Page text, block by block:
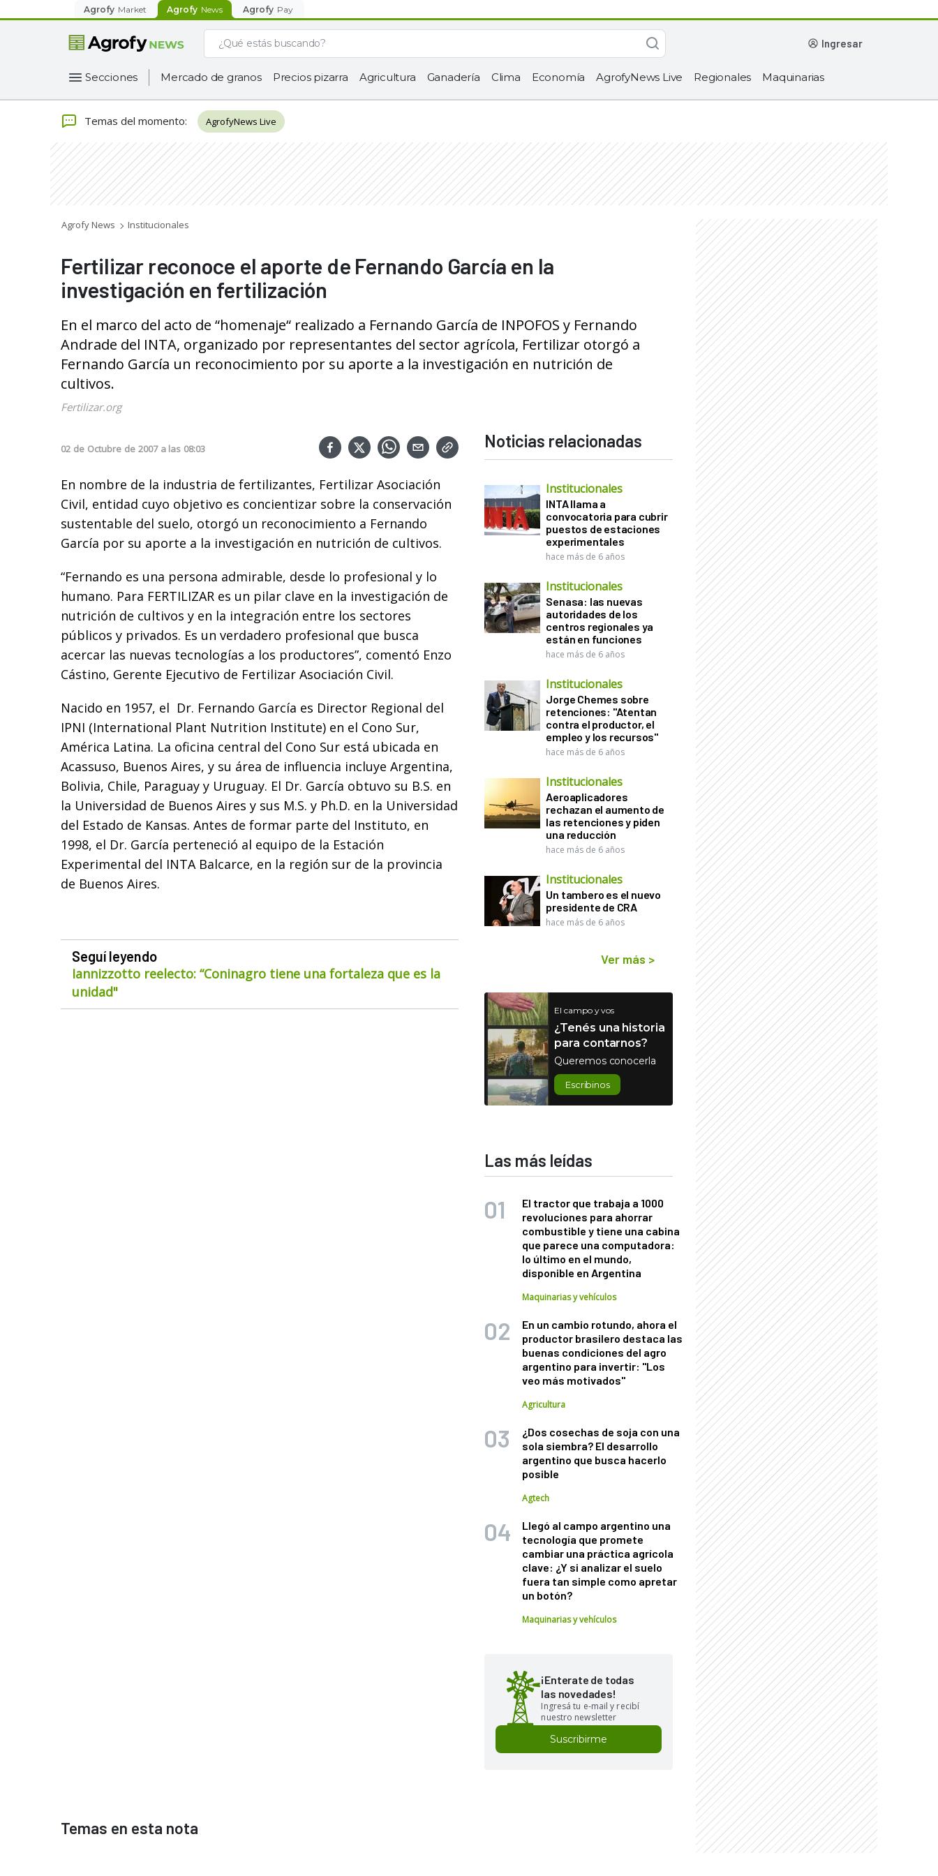
Agrofy Market Agrofy News Agrofy Pay
ingresar
Secciones Mercado de granos Precios pizarra Agricultura Ganadería Clima Economía AgrofyNews Live Regionales Maquinarias
Temas del momento: AgrofyNews Live
Agrofy News Institucionales
Fertilizar reconoce el aporte de Fernando García en la
investigación en fertilización
En el marco del acto de “homenaje“ realizado a Fernando García de INPOFOS y Fernando
Andrade del INTA, organizado por representantes del sector agrícola, Fertilizar otorgó a
Fernando García un reconocimiento por su aporte a la investigación en nutrición de
cultivos.
Fertilizar.org
02 de Octubre de 2007 a las 08:03
En nombre de la industria de fertilizantes, Fertilizar Asociación
Civil, entidad cuyo objetivo es concientizar sobre la conservación
sustentable del suelo, otorgó un reconocimiento a Fernando
García por su aporte a la investigación en nutrición de cultivos.
“Fernando es una persona admirable, desde lo profesional y lo
humano. Para FERTILIZAR es un pilar clave en la investigación de
nutrición de cultivos y en la integración entre los sectores
públicos y privados. Es un verdadero profesional que busca
acercar las nuevas tecnologías a los productores”, comentó Enzo
Cástino, Gerente Ejecutivo de Fertilizar Asociación Civil.
Nacido en 1957, el Dr. Fernando García es Director Regional del
IPNI (International Plant Nutrition Institute) en el Cono Sur,
América Latina. La oficina central del Cono Sur está ubicada en
Acassuso, Buenos Aires, y su área de influencia incluye Argentina,
Bolivia, Chile, Paraguay y Uruguay. El Dr. García obtuvo su B.S. en
la Universidad de Buenos Aires y sus M.S. y Ph.D. en la Universidad
del Estado de Kansas. Antes de formar parte del Instituto, en
1998, el Dr. García perteneció al equipo de la Estación
Experimental del INTA Balcarce, en la región sur de la provincia
de Buenos Aires.
Seguí leyendo
Iannizzotto reelecto: “Coninagro tiene una fortaleza que es la
unidad"
Noticias relacionadas
Institucionales
INTA llama a
convocatoria para cubrir
puestos de estaciones
experimentales
hace más de 6 años
Institucionales
Senasa: las nuevas
autoridades de los
centros regionales ya
están en funciones
hace más de 6 años
Institucionales
Jorge Chemes sobre
retenciones: "Atentan
contra el productor, el
empleo y los recursos"
hace más de 6 años
Institucionales
Aeroaplicadores
rechazan el aumento de
las retenciones y piden
una reducción
hace más de 6 años
Institucionales
Un tambero es el nuevo
presidente de CRA
hace más de 6 años
Ver más >
El campo y vos
¿Tenés una historia
para contarnos?
Queremos conocerla
Escribinos
Las más leídas
El tractor que trabaja a 1000
revoluciones para ahorrar
combustible y tiene una cabina
que parece una computadora:
lo último en el mundo,
disponible en Argentina
Maquinarias y vehículos
En un cambio rotundo, ahora el
productor brasilero destaca las
buenas condiciones del agro
argentino para invertir: "Los
veo más motivados"
Agricultura
¿Dos cosechas de soja con una
sola siembra? El desarrollo
argentino que busca hacerlo
posible
Agtech
Llegó al campo argentino una
tecnología que promete
cambiar una práctica agrícola
clave: ¿Y si analizar el suelo
fuera tan simple como apretar
un botón?
Maquinarias y vehículos
¡Enterate de todas
las novedades!
Ingresá tu e-mail y recibí
nuestro newsletter
Suscribirme
Temas en esta nota